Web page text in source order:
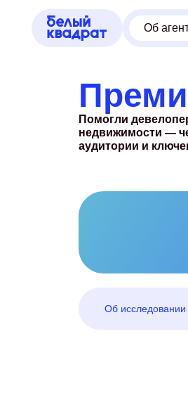
Об
Помогли
недвижимости —
аудитории и
Об исследовании